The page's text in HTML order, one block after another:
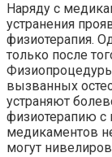
Наряду с
устранения
физиотерапия.
только после
вызванных
устраняют
физиотерапию с
медикаментов
могут